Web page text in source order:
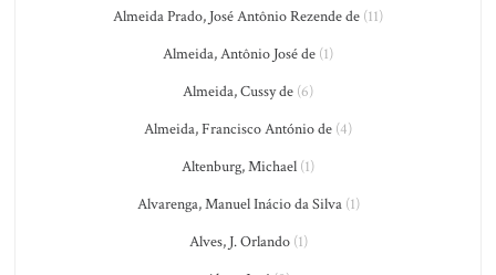
Almeida Prado, José Antônio Rezende de (11)
Almeida, Antônio José de (1)
Almeida, Cussy de (6)
Almeida, Francisco António de (4)
Altenburg, Michael (1)
Alvarenga, Manuel Inácio da Silva(1)
Alves, J. Orlando(1)